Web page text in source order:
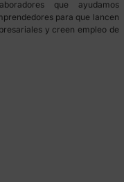
que ayudamos
para que lancen
y creen empleo de